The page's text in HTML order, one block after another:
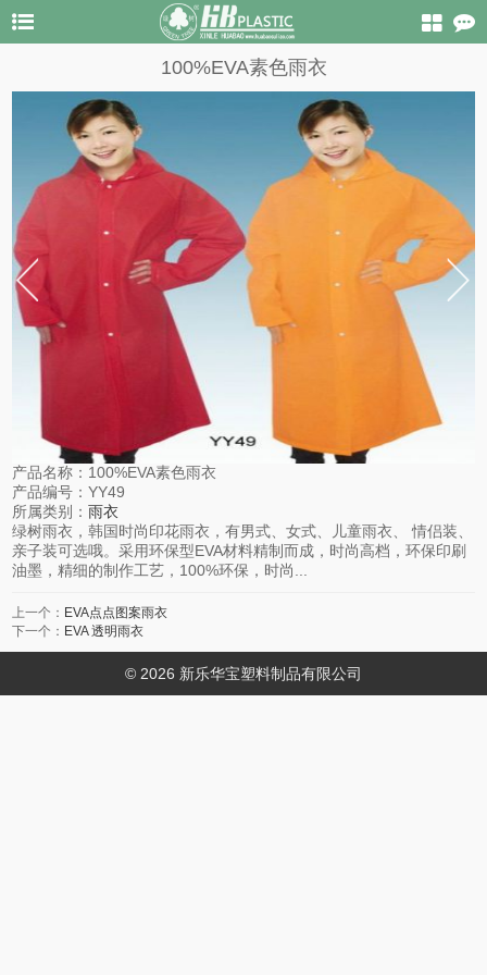
100%EVA素色雨衣
产品名称： 100%EVA素色雨衣
产品编号：YY49
所属类别：雨衣
绿树雨衣，韩国时尚印花雨衣，有男式、女式、儿童雨衣、 情侣装、
亲子装可选哦。采用环保型EVA材料精制而成，时尚高档，环保印刷
油墨，精细的制作工艺，100%环保，时尚...
上一个： EVA点点图案雨衣
下一个： EVA 透明雨衣
© 2026 新乐华宝塑料制品有限公司